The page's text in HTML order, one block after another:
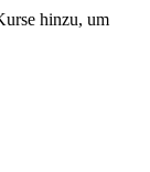
hinzu, um